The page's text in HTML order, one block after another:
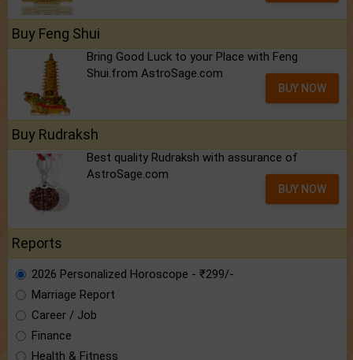
Buy Feng Shui
Bring Good Luck to your Place with Feng
Shui.from AstroSage.com
BUY NOW
Buy Rudraksh
Best quality Rudraksh with assurance of
AstroSage.com
BUY NOW
Reports
2026 Personalized Horoscope - ₹299/-
Marriage Report
Career / Job
Finance
Health & Fitness